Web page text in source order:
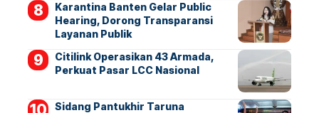
Karantina Banten Gelar Public
Hearing, Dorong Transparansi
Layanan Publik
Citilink Operasikan 43 Armada,
Perkuat Pasar LCC Nasional
Sidang Pantukhir Taruna